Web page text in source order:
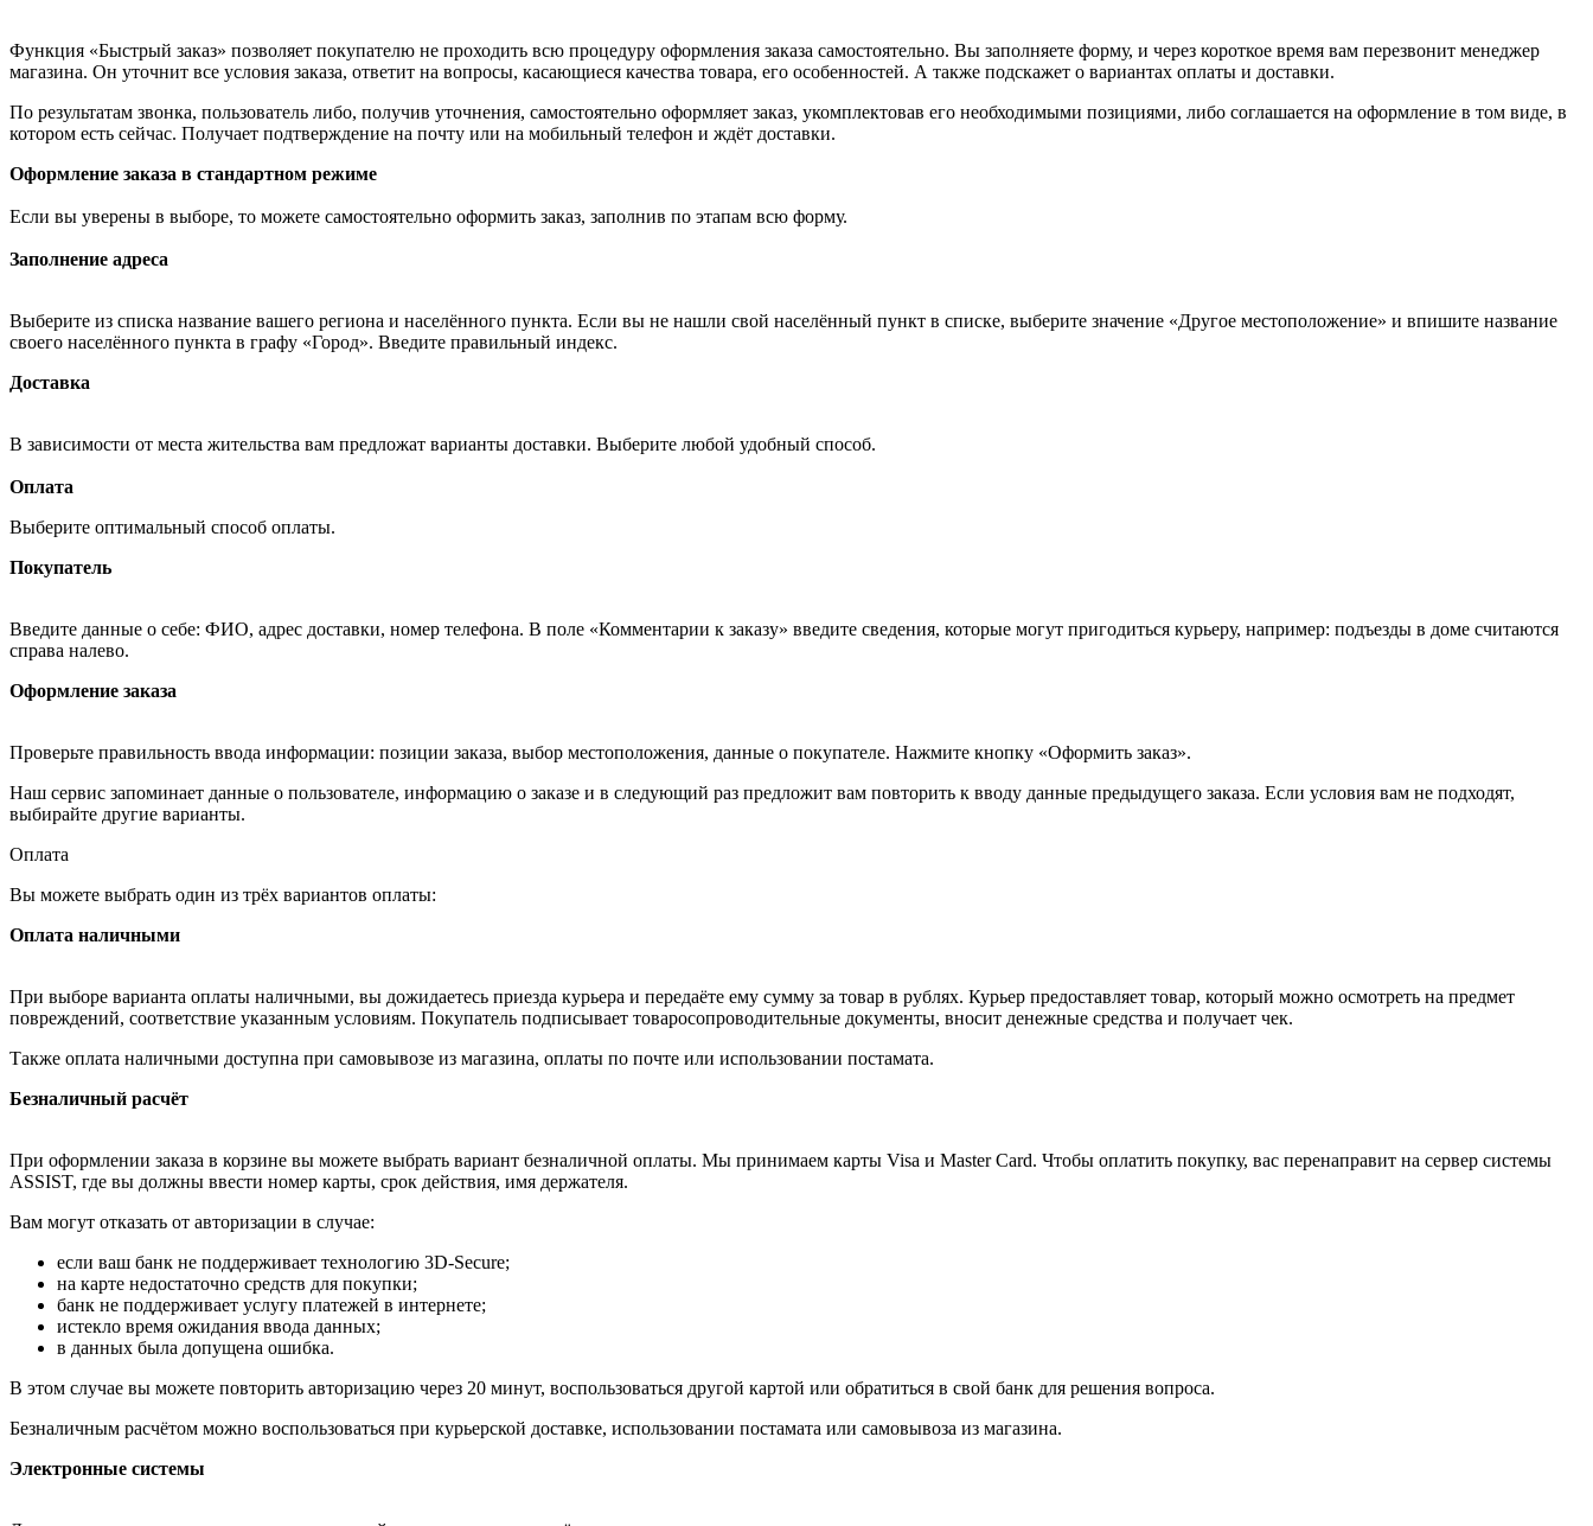
Функция «Быстрый заказ» позволяет покупателю не проходить всю процедуру оформления заказа самостоятельно. Вы заполняете форму, и через короткое время вам перезвонит менеджер
магазина. Он уточнит все условия заказа, ответит на вопросы, касающиеся качества товара, его особенностей. А также подскажет о вариантах оплаты и доставки.
По результатам звонка, пользователь либо, получив уточнения, самостоятельно оформляет заказ, укомплектовав его необходимыми позициями, либо соглашается на оформление в том виде, в
котором есть сейчас. Получает подтверждение на почту или на мобильный телефон и ждёт доставки.
Оформление заказа в стандартном режиме
Если вы уверены в выборе, то можете самостоятельно оформить заказ, заполнив по этапам всю форму.
Заполнение адреса
Выберите из списка название вашего региона и населённого пункта. Если вы не нашли свой населённый пункт в списке, выберите значение «Другое местоположение» и впишите название
своего населённого пункта в графу «Город». Введите правильный индекс.
Доставка
В зависимости от места жительства вам предложат варианты доставки. Выберите любой удобный способ.
Оплата
Выберите оптимальный способ оплаты.
Покупатель
Введите данные о себе: ФИО, адрес доставки, номер телефона. В поле «Комментарии к заказу» введите сведения, которые могут пригодиться курьеру, например: подъезды в доме считаются
справа налево.
Оформление заказа
Проверьте правильность ввода информации: позиции заказа, выбор местоположения, данные о покупателе. Нажмите кнопку «Оформить заказ».
Наш сервис запоминает данные о пользователе, информацию о заказе и в следующий раз предложит вам повторить к вводу данные предыдущего заказа. Если условия вам не подходят,
выбирайте другие варианты.
Оплата
Вы можете выбрать один из трёх вариантов оплаты:
Оплата наличными
При выборе варианта оплаты наличными, вы дожидаетесь приезда курьера и передаёте ему сумму за товар в рублях. Курьер предоставляет товар, который можно осмотреть на предмет
повреждений, соответствие указанным условиям. Покупатель подписывает товаросопроводительные документы, вносит денежные средства и получает чек.
Также оплата наличными доступна при самовывозе из магазина, оплаты по почте или использовании постамата.
Безналичный расчёт
При оформлении заказа в корзине вы можете выбрать вариант безналичной оплаты. Мы принимаем карты Visa и Master Card. Чтобы оплатить покупку, вас перенаправит на сервер системы
ASSIST, где вы должны ввести номер карты, срок действия, имя держателя.
Вам могут отказать от авторизации в случае:
если ваш банк не поддерживает технологию 3D-Secure;
на карте недостаточно средств для покупки;
банк не поддерживает услугу платежей в интернете;
истекло время ожидания ввода данных;
в данных была допущена ошибка.
В этом случае вы можете повторить авторизацию через 20 минут, воспользоваться другой картой или обратиться в свой банк для решения вопроса.
Безналичным расчётом можно воспользоваться при курьерской доставке, использовании постамата или самовывоза из магазина.
Электронные системы